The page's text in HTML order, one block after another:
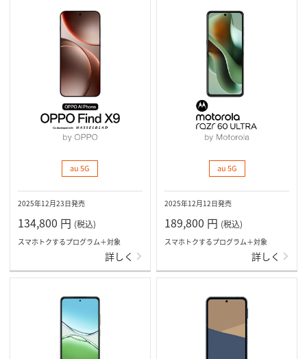
au 5G
2025年12月23日発売
134,800 円 (税込)
スマホトクするプログラム＋対象
詳しく
au 5G
2025年12月12日発売
189,800 円 (税込)
スマホトクするプログラム＋対象
詳しく